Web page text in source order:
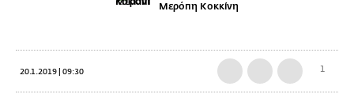
20.1.2019 | 09:30 1
Μερόπη Κοκκίνη